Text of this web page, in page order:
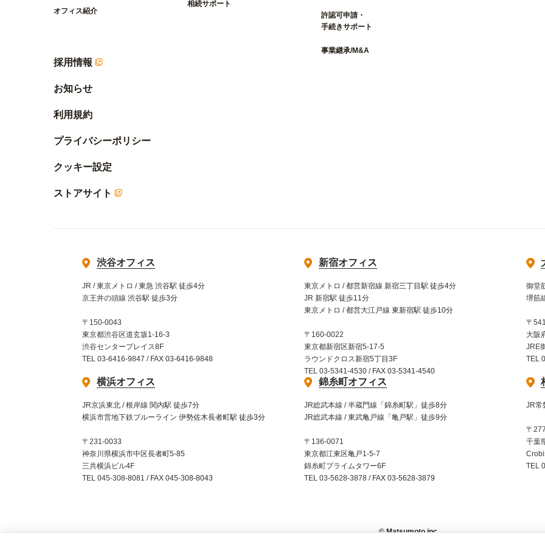
オフィス紹介
相続サポート
許認可申請・
手続きサポート
事業継承/M&A
採用情報
お知らせ
利用規約
プライバシーポリシー
クッキー設定
ストアサイト
渋谷オフィス
JR / 東京メトロ / 東急 渋谷駅 徒歩4分
京王井の頭線 渋谷駅 徒歩3分
〒150-0043
東京都渋谷区道玄坂1-16-3
渋谷センタープレイス8F
TEL 03-6416-9847 / FAX 03-6416-9848
新宿オフィス
東京メトロ / 都営新宿線 新宿三丁目駅 徒歩4分
JR 新宿駅 徒歩11分
東京メトロ / 都営大江戸線 東新宿駅 徒歩10分
〒160-0022
東京都新宿区新宿5-17-5
ラウンドクロス新宿5丁目3F
TEL 03-5341-4530 / FAX 03-5341-4540
御堂
堺筋
〒
大阪
JRE
TEL
横浜オフィス
JR京浜東北 / 根岸線 関内駅 徒歩7分
横浜市営地下鉄ブルーライン 伊勢佐木長者町駅 徒歩3分
〒231-0033
神奈川県横浜市中区長者町5-85
三共横浜ビル4F
TEL 045-308-8081 / FAX 045-308-8043
錦糸町オフィス
JR総武本線 / 半蔵門線「錦糸町駅」徒歩8分
JR総武本線 / 東武亀戸線「亀戸駅」徒歩9分
〒136-0071
東京都江東区亀戸1-5-7
錦糸町プライムタワー6F
TEL 03-5628-3878 / FAX 03-5628-3879
JR常
〒
千葉
TEL
© Matsumoto inc.